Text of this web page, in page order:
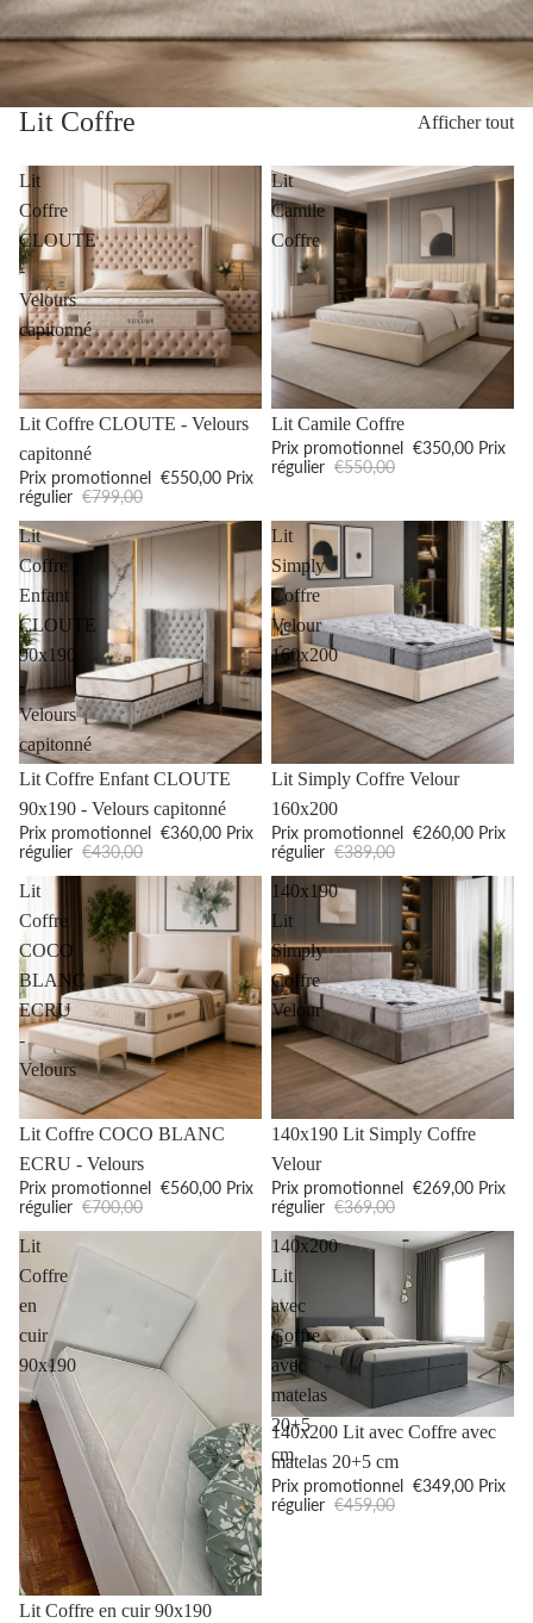
Lit Coffre Afficher tout
Lit
Coffre
CLOUTE
-
Velours
capitonné
Promotion
Lit Coffre CLOUTE - Velours
capitonné
Prix promotionnel €550,00 Prix
régulier €799,00
Lit
Camile
Coffre
Promotion
Lit Camile Coffre
Prix promotionnel €350,00 Prix
régulier €550,00
Lit
Coffre
Enfant
CLOUTE
90x190
-
Velours
capitonné
Promotion
Lit Coffre Enfant CLOUTE
90x190 - Velours capitonné
Prix promotionnel €360,00 Prix
régulier €430,00
Lit
Simply
Coffre
Velour
160x200
Promotion
Lit Simply Coffre Velour
160x200
Prix promotionnel €260,00 Prix
régulier €389,00
Lit
Coffre
COCO
BLANC
ECRU
-
Velours
Promotion
Lit Coffre COCO BLANC
ECRU - Velours
Prix promotionnel €560,00 Prix
régulier €700,00
140x190
Lit
Simply
Coffre
Velour
Promotion
140x190 Lit Simply Coffre
Velour
Prix promotionnel €269,00 Prix
régulier €369,00
Lit
Coffre
en
cuir
90x190
Promotion
Lit Coffre en cuir 90x190
140x200
Lit
avec
Coffre
avec
matelas
20+5
cm
Promotion
140x200 Lit avec Coffre avec
matelas 20+5 cm
Prix promotionnel €349,00 Prix
régulier €459,00